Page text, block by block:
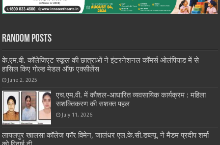
Random Posts
के.एम.वी. कॉलेजिएट स्कूल की छात्राओं ने इंटरनेशनल कॉमर्स ओलंपियाड में से
हासिल किए गोल्ड मेडल ऑफ़ एक्सीलेंस
June 2, 2025
एच.एम.वी. में कौशल-आधारित व्यवसायिक कार्यक्रम : महिला
सशक्तिकरण की सशक्त पहल
July 11, 2026
लायलपुर खालसा कॉलेज फॉर विमेन, जालंधर एल.के.सी.डब्ल्यू. ने मैडम प्रदीप शर्मा